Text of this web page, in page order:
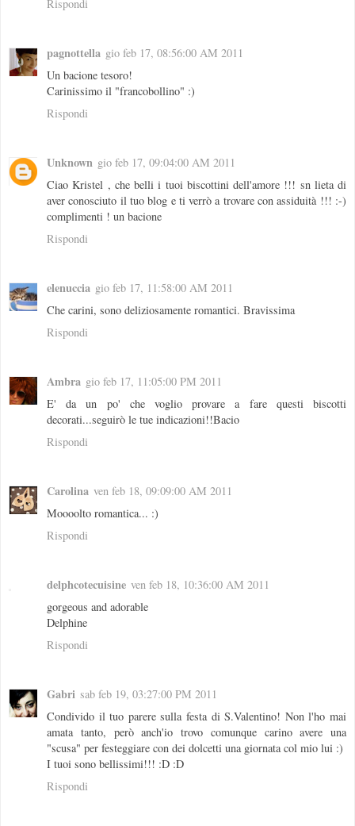
Rispondi
pagnottella gio feb 17, 08:56:00 AM 2011
Un bacione tesoro!
Carinissimo il "francobollino" :)
Rispondi
Unknown gio feb 17, 09:04:00 AM 2011
Ciao Kristel , che belli i tuoi biscottini dell'amore !!! sn lieta di
aver conosciuto il tuo blog e ti verrò a trovare con assiduità !!! :-)
complimenti ! un bacione
Rispondi
elenuccia gio feb 17, 11:58:00 AM 2011
Che carini, sono deliziosamente romantici. Bravissima
Rispondi
Ambra gio feb 17, 11:05:00 PM 2011
E' da un po' che voglio provare a fare questi biscotti
decorati...seguirò le tue indicazioni!!Bacio
Rispondi
Carolina ven feb 18, 09:09:00 AM 2011
Moooolto romantica... :)
Rispondi
delphcotecuisine ven feb 18, 10:36:00 AM 2011
gorgeous and adorable
Delphine
Rispondi
Gabri sab feb 19, 03:27:00 PM 2011
Condivido il tuo parere sulla festa di S.Valentino! Non l'ho mai
amata tanto, però anch'io trovo comunque carino avere una
"scusa" per festeggiare con dei dolcetti una giornata col mio lui :)
I tuoi sono bellissimi!!! :D :D
Rispondi